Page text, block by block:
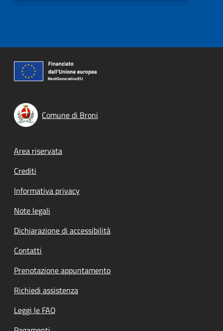
Comune di Broni
Footer menu
Area riservata
Crediti
Informativa privacy
Note legali
Dichiarazione di accessibilità
Contatti
Prenotazione appuntamento
Richiedi assistenza
Leggi le FAQ